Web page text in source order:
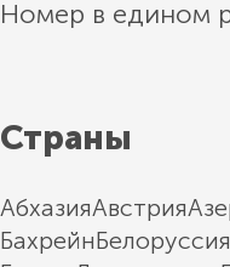
Номер в едином
Страны
АбхазияАвстрия
БахрейнБелоруссия